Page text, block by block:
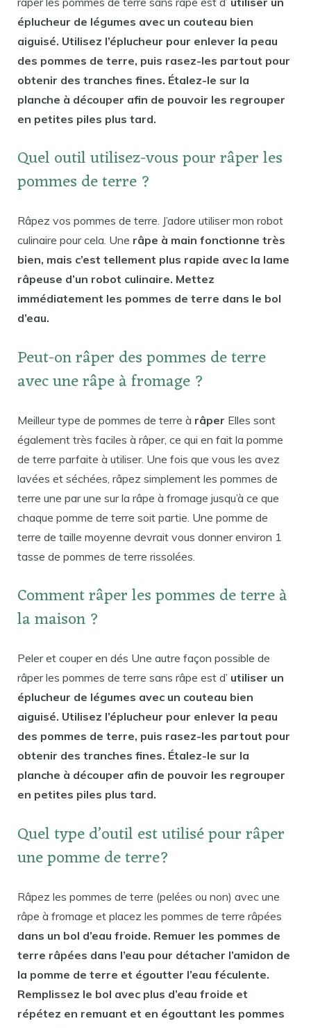
éplucheur de légumes avec un couteau bien
aiguisé. Utilisez l’éplucheur pour enlever la peau
des pommes de terre, puis rasez-les partout pour
obtenir des tranches fines. Étalez-le sur la
planche à découper afin de pouvoir les regrouper
en petites piles plus tard.
Quel outil utilisez-vous pour râper les
pommes de terre ?
Râpez vos pommes de terre. J’adore utiliser mon robot
culinaire pour cela. Une râpe à main fonctionne très
bien, mais c’est tellement plus rapide avec la lame
râpeuse d’un robot culinaire. Mettez
immédiatement les pommes de terre dans le bol
d’eau.
Peut-on râper des pommes de terre
avec une râpe à fromage ?
Meilleur type de pommes de terre à râper Elles sont
également très faciles à râper, ce qui en fait la pomme
de terre parfaite à utiliser. Une fois que vous les avez
lavées et séchées, râpez simplement les pommes de
terre une par une sur la râpe à fromage jusqu’à ce que
chaque pomme de terre soit partie. Une pomme de
terre de taille moyenne devrait vous donner environ 1
tasse de pommes de terre rissolées.
Comment râper les pommes de terre à
la maison ?
Peler et couper en dés Une autre façon possible de
râper les pommes de terre sans râpe est d’ utiliser un
éplucheur de légumes avec un couteau bien
aiguisé. Utilisez l’éplucheur pour enlever la peau
des pommes de terre, puis rasez-les partout pour
obtenir des tranches fines. Étalez-le sur la
planche à découper afin de pouvoir les regrouper
en petites piles plus tard.
Quel type d’outil est utilisé pour râper
une pomme de terre?
Râpez les pommes de terre (pelées ou non) avec une
râpe à fromage et placez les pommes de terre râpées
dans un bol d’eau froide. Remuer les pommes de
terre râpées dans l’eau pour détacher l’amidon de
la pomme de terre et égoutter l’eau féculente.
Remplissez le bol avec plus d’eau froide et
répétez en remuant et en égouttant les pommes